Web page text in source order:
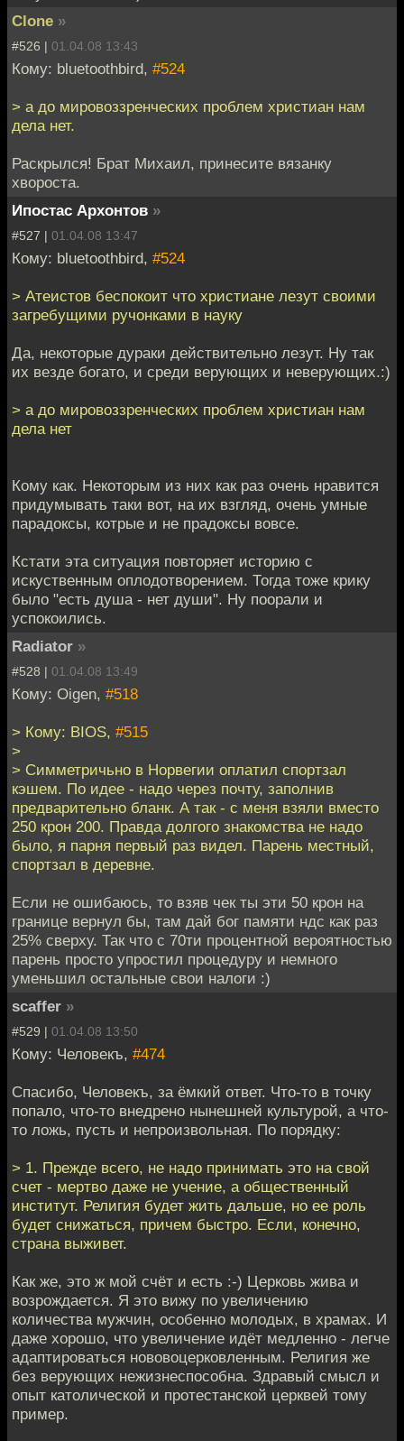
Clone »
#526 | 01.04.08 13:43
Кому: bluetoothbird, #524
> а до мировоззренческих проблем христиан нам
дела нет.
Раскрылся! Брат Михаил, принесите вязанку
хвороста.
Ипостас Архонтов »
#527 | 01.04.08 13:47
Кому: bluetoothbird, #524
> Атеистов беспокоит что христиане лезут своими
загребущими ручонками в науку
Да, некоторые дураки действительно лезут. Ну так
их везде богато, и среди верующих и неверующих.:)
> а до мировоззренческих проблем христиан нам
дела нет
Кому как. Некоторым из них как раз очень нравится
придумывать таки вот, на их взгляд, очень умные
парадоксы, котрые и не прадоксы вовсе.
Кстати эта ситуация повторяет историю с
искуственным оплодотворением. Тогда тоже крику
было "есть душа - нет души". Ну поорали и
успокоились.
Radiator »
#528 | 01.04.08 13:49
Кому: Oigen, #518
> Кому: BIOS, #515
>
> Симметричьно в Норвегии оплатил спортзал
кэшем. По идее - надо через почту, заполнив
предварительно бланк. А так - с меня взяли вместо
250 крон 200. Правда долгого знакомства не надо
было, я парня первый раз видел. Парень местный,
спортзал в деревне.
Если не ошибаюсь, то взяв чек ты эти 50 крон на
границе вернул бы, там дай бог памяти ндс как раз
25% сверху. Так что с 70ти процентной вероятностью
парень просто упростил процедуру и немного
уменьшил остальные свои налоги :)
scaffer »
#529 | 01.04.08 13:50
Кому: Человекъ, #474
Спасибо, Человекъ, за ёмкий ответ. Что-то в точку
попало, что-то внедрено нынешней культурой, а что-
то ложь, пусть и непроизвольная. По порядку:
> 1. Прежде всего, не надо принимать это на свой
счет - мертво даже не учение, а общественный
институт. Религия будет жить дальше, но ее роль
будет снижаться, причем быстро. Если, конечно,
страна выживет.
Как же, это ж мой счёт и есть :-) Церковь жива и
возрождается. Я это вижу по увеличению
количества мужчин, особенно молодых, в храмах. И
даже хорошо, что увеличение идёт медленно - легче
адаптироваться нововоцерковленным. Религия же
без верующих нежизнеспособна. Здравый смысл и
опыт католической и протестанской церквей тому
пример.